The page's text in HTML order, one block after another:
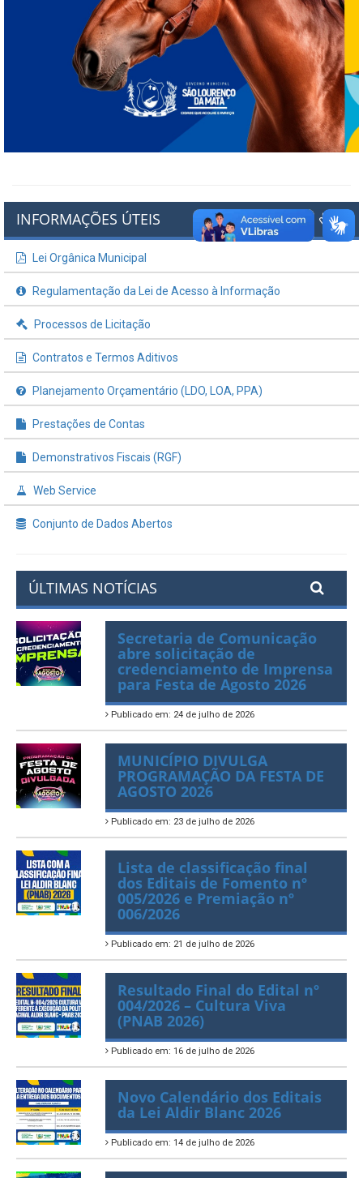
INFORMAÇÕES ÚTEIS
Lei Orgânica Municipal
Regulamentação da Lei de Acesso à Informação
Processos de Licitação
Contratos e Termos Aditivos
Planejamento Orçamentário (LDO, LOA, PPA)
Prestações de Contas
Demonstrativos Fiscais (RGF)
Web Service
Conjunto de Dados Abertos
ÚLTIMAS NOTÍCIAS
Secretaria de Comunicação
abre solicitação de
credenciamento de Imprensa
para Festa de Agosto 2026
Publicado em: 24 de julho de 2026
MUNICÍPIO DIVULGA
PROGRAMAÇÃO DA FESTA DE
AGOSTO 2026
Publicado em: 23 de julho de 2026
Lista de classificação final
dos Editais de Fomento nº
005/2026 e Premiação nº
006/2026
Publicado em: 21 de julho de 2026
Resultado Final do Edital nº
004/2026 – Cultura Viva
(PNAB 2026)
Publicado em: 16 de julho de 2026
Novo Calendário dos Editais
da Lei Aldir Blanc 2026
Publicado em: 14 de julho de 2026